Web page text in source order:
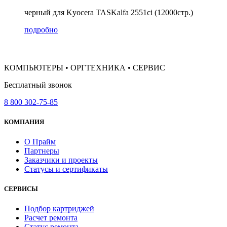
черный для Kyocera TASKalfa 2551ci (12000стр.)
подробно
КОМПЬЮТЕРЫ • ОРГТЕХНИКА • СЕРВИС
Бесплатный звонок
8 800 302-75-85
КОМПАНИЯ
О Прайм
Партнеры
Заказчики и проекты
Статусы и сертификаты
СЕРВИСЫ
Подбор картриджей
Расчет ремонта